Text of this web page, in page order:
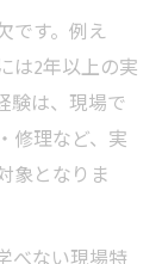
です。例え
は2年以上の実
験は、現場で
修理など、実
象となりま